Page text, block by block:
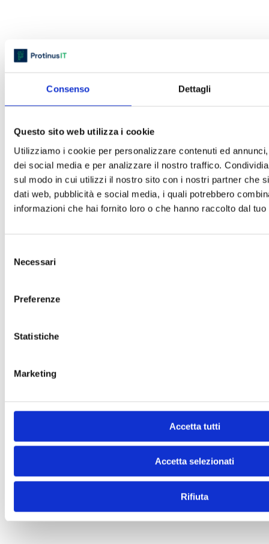
Consenso Dettagli
Questo sito web utilizza i cookie
Utilizziamo i cookie per personalizzare contenuti ed
dei social media e per analizzare il nostro traffico.
sul modo in cui utilizzi il nostro sito con i nostri partner che
dati web, pubblicità e social media, i quali potrebbero
informazioni che hai fornito loro o che hanno raccolto dal
delNecessari
Preferenze
Statistiche
Marketing
Accetta tutti
Accetta selezionati
Rifiuta